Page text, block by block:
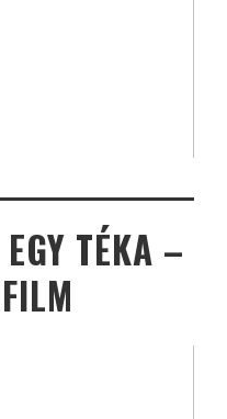
TÉKA –